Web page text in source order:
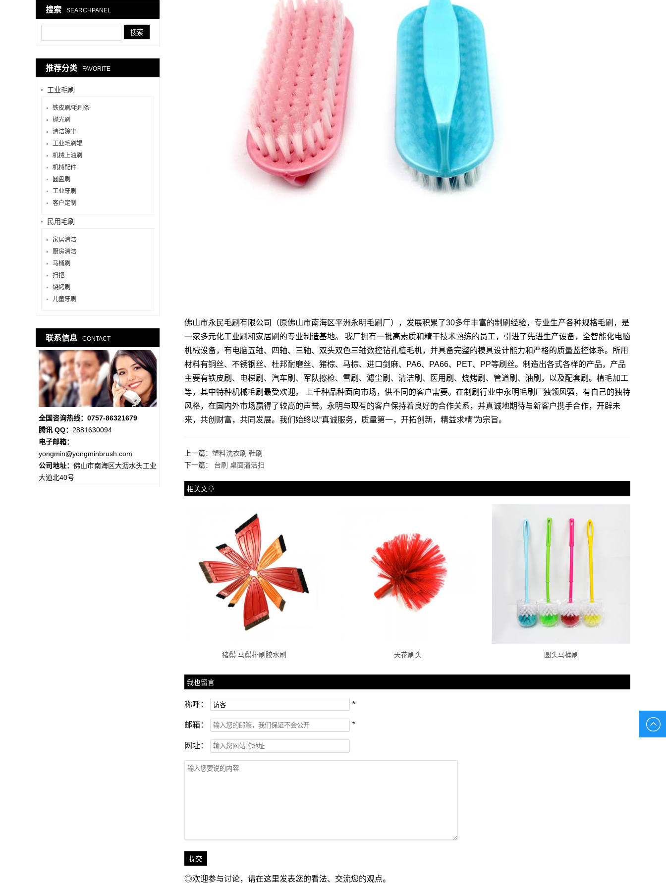
佛山市永民毛刷有限公司（原佛山市南海区平洲永明毛刷厂），发展积累了30多年丰富的制刷经验，专业生产各种规格毛刷，是
一家多元化工业刷和家居刷的专业制造基地。 我厂拥有一批高素质和精干技术熟练的员工，引进了先进生产设备，全智能化电脑
机械设备，有电脑五轴、四轴、三轴、双头双色三轴数控钻孔植毛机，并具备完整的模具设计能力和严格的质量监控体系。所用
材料有铜丝、不锈钢丝、杜邦耐磨丝、猪棕、马棕、进口剑麻、PA6、PA66、PET、PP等刷丝。制造出各式各样的产品，产品
主要有铁皮刷、电梯刷、汽车刷、军队擦枪、雪刷、滤尘刷、清洁刷、医用刷、烧烤刷、管道刷、油刷，以及配套刷。植毛加工
等，其中特种机械毛刷最受欢迎。 上千种品种面向市场，供不同的客户需要。在制刷行业中永明毛刷厂独领风骚，有自己的独特
风格，在国内外市场赢得了较高的声誉。永明与现有的客户保持着良好的合作关系，并真诚地期待与新客户携手合作，开辟未
来，共创财富，共同发展。我们始终以“真诚服务，质量第一，开拓创新，精益求精”为宗旨。
上一篇： 塑料洗衣刷 鞋刷
下一篇： 台刷 桌面清洁扫
相关文章
猪鬃 马鬃排刷胶水刷 天花刷头 圆头马桶刷
我也留言
称呼： *
邮箱： *
网址：
◎欢迎参与讨论，请在这里发表您的看法、交流您的观点。
搜索 SEARCHPANEL
推荐分类 FAVORITE
工业毛刷
铁皮刷/毛刷条
抛光刷
清洁除尘
工业毛刷辊
机械上油刷
机械配件
圆盘刷
工业牙刷
客户定制
民用毛刷
家居清洁
厨房清洁
马桶刷
扫把
烧烤刷
儿童牙刷
联系信息 CONTACT
全国咨询热线：0757-86321679
腾讯 QQ： 2881630094
电子邮箱：
yongmin@yongminbrush.com
公司地址： 佛山市南海区大沥水头工业
大道北40号